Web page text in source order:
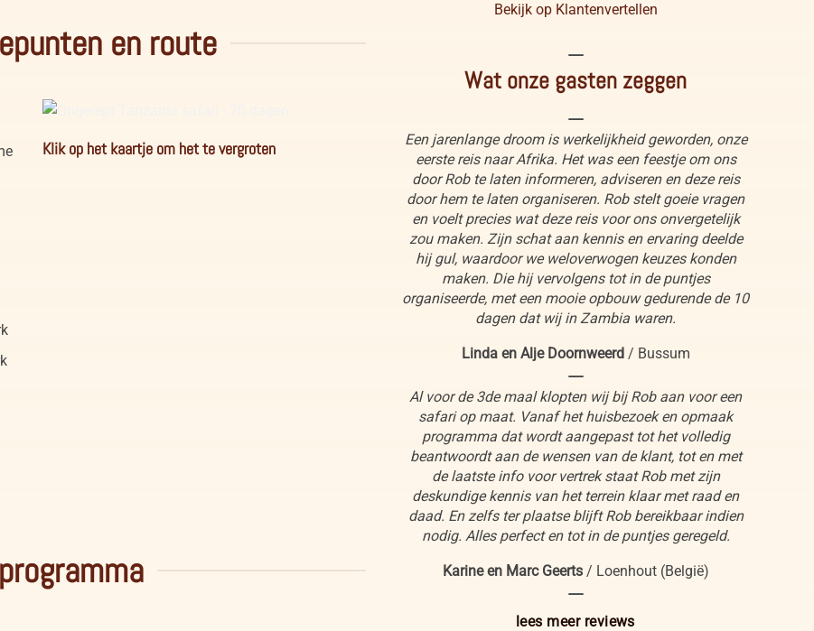
en route
Klik op het kaartje om het te vergroten
Bekijk op Klantenvertellen
----
Wat onze gasten zeggen
----
Een jarenlange droom is werkelijkheid geworden, onze
eerste reis naar Afrika. Het was een feestje om ons
door Rob te laten informeren, adviseren en deze reis
door hem te laten organiseren. Rob stelt goeie vragen
en voelt precies wat deze reis voor ons onvergetelijk
zou maken. Zijn schat aan kennis en ervaring deelde
hij gul, waardoor we weloverwogen keuzes konden
maken. Die hij vervolgens tot in de puntjes
organiseerde, met een mooie opbouw gedurende de 10
dagen dat wij in Zambia waren.
Linda en Alje Doornweerd / Bussum
----
Al voor de 3de maal klopten wij bij Rob aan voor een
safari op maat. Vanaf het huisbezoek en opmaak
programma dat wordt aangepast tot het volledig
beantwoordt aan de wensen van de klant, tot en met
de laatste info voor vertrek staat Rob met zijn
deskundige kennis van het terrein klaar met raad en
daad. En zelfs ter plaatse blijft Rob bereikbaar indien
nodig. Alles perfect en tot in de puntjes geregeld.
Karine en Marc Geerts / Loenhout (België)
----
lees meer reviews